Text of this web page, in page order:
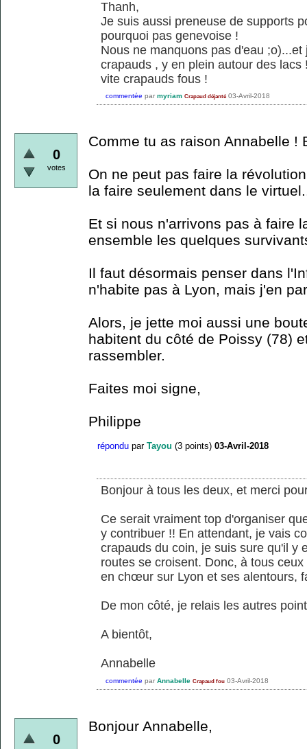
Thanh,
Je suis aussi preneuse de supports
pourquoi pas genevoise !
Nous ne manquons pas d'eau
crapauds , y en plein autour des
vite crapauds fous !
commentée par myriam Crapaud déjanté 03-Avril-2018
0
votes
Comme tu as raison Annabelle !
On ne peut pas faire la
la faire seulement dans le
Et si nous n'arrivons pas à faire
ensemble les quelques
Il faut désormais penser dans
n'habite pas à Lyon, mais j'en
Alors, je jette moi aussi une
habitent du côté de Poissy (78)
rassembler.
Faites moi signe,
Philippe
répondu par Tayou (3 points) 03-Avril-2018
Bonjour à tous les deux, et merci
Ce serait vraiment top d'organiser
y contribuer !! En attendant, je vais
crapauds du coin, je suis sure qu'il y
routes se croisent. Donc, à tous
en chœur sur Lyon et ses alentours,
De mon côté, je relais les autres
A bientôt,
Annabelle
commentée par Annabelle Crapaud fou 03-Avril-2018
0
Bonjour Annabelle,